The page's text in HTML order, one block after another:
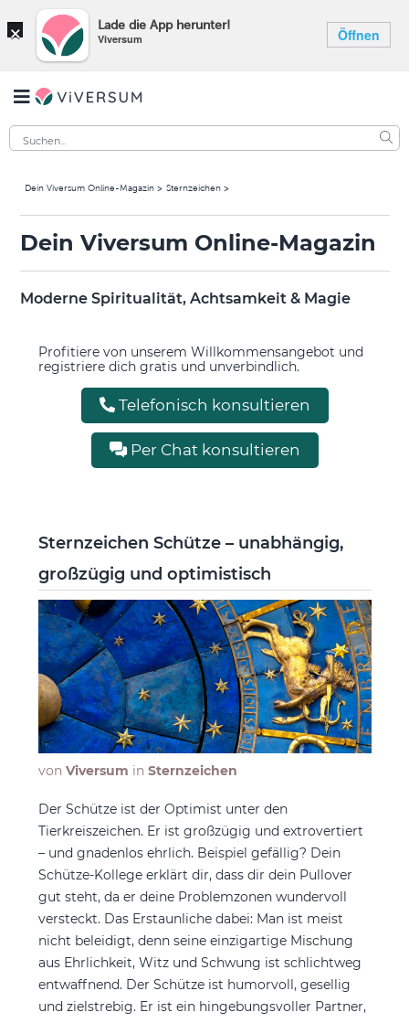
× Lade die App herunter!
Viversum Öffnen
Dein Viversum Online-Magazin Sternzeichen
Dein Viversum Online-Magazin
Moderne Spiritualität, Achtsamkeit & Magie
Profitiere von unserem Willkommensangebot und
registriere dich gratis und unverbindlich.
Telefonisch konsultieren
Per Chat konsultieren
Sternzeichen Schütze – unabhängig,
großzügig und optimistisch
von Viversum in Sternzeichen
Der Schütze ist der Optimist unter den
Tierkreiszeichen. Er ist großzügig und extrovertiert
– und gnadenlos ehrlich. Beispiel gefällig? Dein
Schütze-Kollege erklärt dir, dass dir dein Pullover
gut steht, da er deine Problemzonen wundervoll
versteckt. Das Erstaunliche dabei: Man ist meist
nicht beleidigt, denn seine einzigartige Mischung
aus Ehrlichkeit, Witz und Schwung ist schlichtweg
entwaffnend. Der Schütze ist humorvoll, gesellig
und zielstrebig. Er ist ein hingebungsvoller Partner,